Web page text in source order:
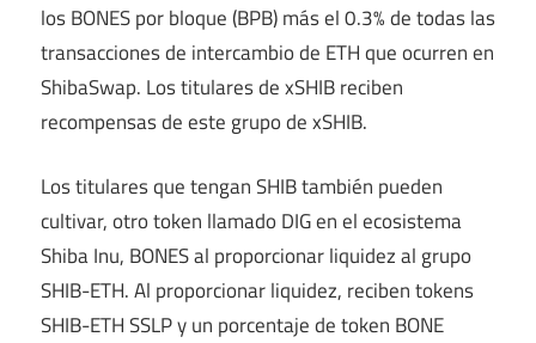
los BONES por bloque (BPB) más el 0.3% de todas las
transacciones de intercambio de ETH que ocurren en
ShibaSwap. Los titulares de xSHIB reciben
recompensas de este grupo de xSHIB.
Los titulares que tengan SHIB también pueden
cultivar, otro token llamado DIG en el ecosistema
Shiba Inu, BONES al proporcionar liquidez al grupo
SHIB-ETH. Al proporcionar liquidez, reciben tokens
SHIB-ETH SSLP y un porcentaje de token BONE